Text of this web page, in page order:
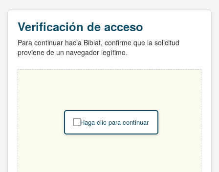
Verificación de acceso
Para continuar hacia Biblat, confirme que la solicitud
proviene de un navegador legítimo.
Haga clic para continuar